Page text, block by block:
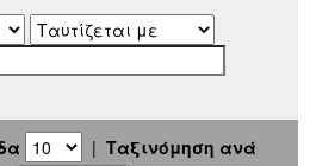
| Ταξινόμηση ανά